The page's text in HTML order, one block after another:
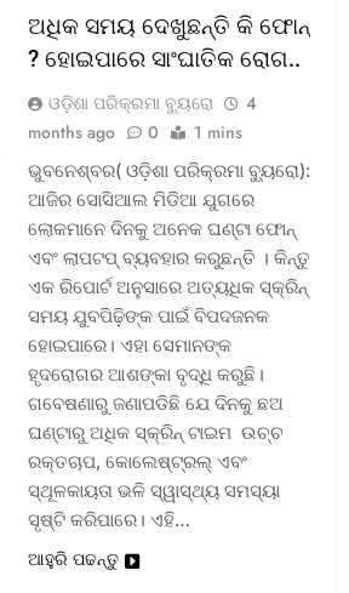
ଅଧିକ ସମୟ ଦେଖୁଛନ୍ତି କି ଫୋନ୍
? ହୋଇପାରେ ସାଂଘାତିକ ରୋଗ..
ଓଡ଼ିଶା ପରିକ୍ରମା ବ୍ୟୁରୋ
4
months ago
0 1 mins
ଭୁବନେଶ୍ବର( ଓଡ଼ିଶା ପରିକ୍ରମା ବ୍ୟୁରୋ):
ଆଜିର ସୋସିଆଲ ମିଡିଆ ଯୁଗରେ
ଲୋକମାନେ ଦିନକୁ ଅନେକ ଘଣ୍ଟା ଫୋନ୍
ଏବଂ ଲାପଟପ୍ ବ୍ୟବହାର କରୁଛନ୍ତି । କିନ୍ତୁ
ଏକ ରିପୋର୍ଟ ଅନୁସାରେ ଅତ୍ୟଧିକ ସ୍କ୍ରିନ୍
ସମୟ ଯୁବପିଢ଼ିଙ୍କ ପାଇଁ ବିପଦଜନକ
ହୋଇପାରେ। ଏହା ସେମାନଙ୍କ
ହୃଦରୋଗର ଆଶଙ୍କା ବୃଦ୍ଧି କରୁଛି।
ଗବେଷଣାରୁ ଜଣାପଡିଛି ଯେ ଦିନକୁ ଛଅ
ଘଣ୍ଟାରୁ ଅଧିକ ସ୍କ୍ରିନ୍ ଟାଇମ ଉଚ୍ଚ
ରକ୍ତଚାପ, କୋଲେଷ୍ଟ୍ରଲ୍ ଏବଂ
ସ୍ଥୂଳକାୟତା ଭଳି ସ୍ୱାସ୍ଥ୍ୟ ସମସ୍ୟା
ସୃଷ୍ଟି କରିପାରେ। ଏହି…
ଆହୁରି ପଢନ୍ତୁ